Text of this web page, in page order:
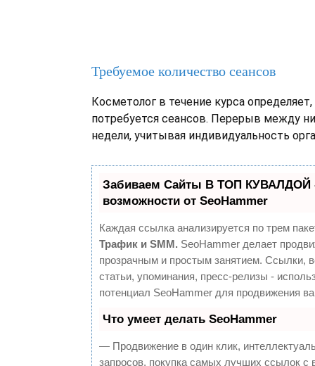
Требуемое количество сеансов
Косметолог в течение курса
потребуется сеансов. Перерыв между
недели, учитывая индивидуальность
Забиваем Сайты В ТОП КУВАЛДОЙ
возможности от SeoHammer
Каждая ссылка анализируется по трем
Трафик и SMM. SeoHammer делает
прозрачным и простым занятием. Ссылки,
статьи, упоминания, пресс-релизы -
потенциал SeoHammer для продвижения
Что умеет делать SeoHammer
— Продвижение в один клик,
запросов, покупка самых лучших ссылок с